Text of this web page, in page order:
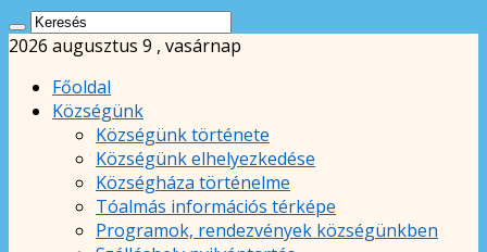
2026 augusztus 9 , vasárnap
Főoldal
Községünk
Községünk története
Községünk elhelyezkedése
Községháza történelme
Tóalmás információs térképe
Programok, rendezvények községünkben